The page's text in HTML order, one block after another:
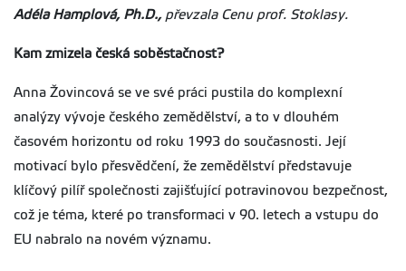
Adéla Hamplová, Ph.D., převzala Cenu prof. Stoklasy.
Kam zmizela česká soběstačnost?
Anna Žovincová se ve své práci pustila do komplexní
analýzy vývoje českého zemědělství, a to v dlouhém
časovém horizontu od roku 1993 do současnosti. Její
motivací bylo přesvědčení, že zemědělství představuje
klíčový pilíř společnosti zajišťující potravinovou bezpečnost,
což je téma, které po transformaci v 90. letech a vstupu do
EU nabralo na novém významu.